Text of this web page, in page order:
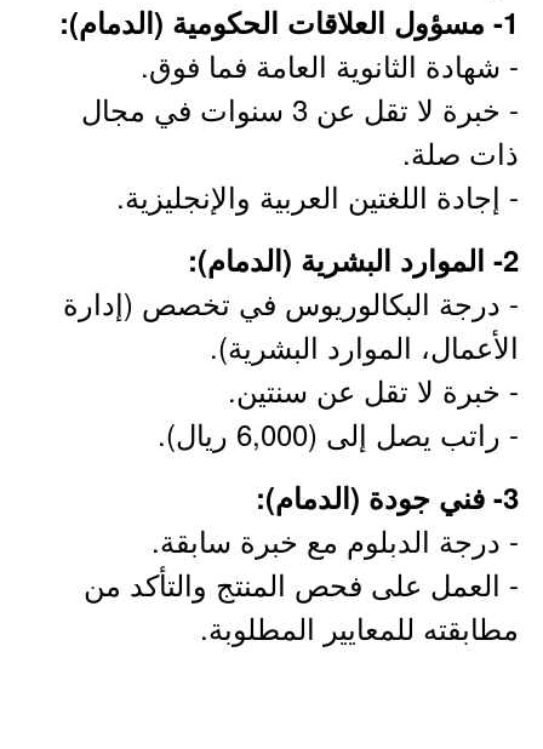
1- مسؤول العلاقات الحكومية (الدمام):
- شهادة الثانوية العامة فما فوق.
- خبرة لا تقل عن 3 سنوات في مجال
ذات صلة.
- إجادة اللغتين العربية والإنجليزية.
2- الموارد البشرية (الدمام):
- درجة البكالوريوس في تخصص (إدارة
الأعمال، الموارد البشرية).
- خبرة لا تقل عن سنتين.
- راتب يصل إلى (6,000 ريال).
3- فني جودة (الدمام):
- درجة الدبلوم مع خبرة سابقة.
- العمل على فحص المنتج والتأكد من
مطابقته للمعايير المطلوبة.